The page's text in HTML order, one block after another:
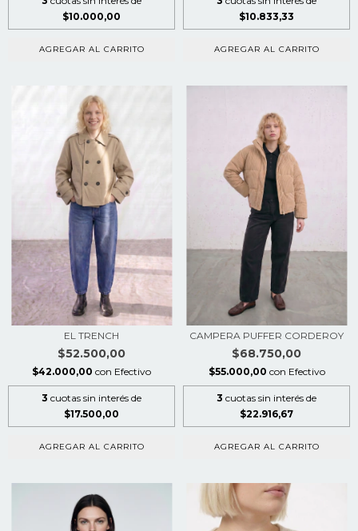
$10.000,00
AGREGAR AL CARRITO
$10.833,33
AGREGAR AL CARRITO
EL TRENCH
$52.500,00
$42.000,00 con Efectivo
3 cuotas sin interés de
$17.500,00
AGREGAR AL CARRITO
CAMPERA PUFFER CORDEROY
$68.750,00
$55.000,00 con Efectivo
3 cuotas sin interés de
$22.916,67
AGREGAR AL CARRITO